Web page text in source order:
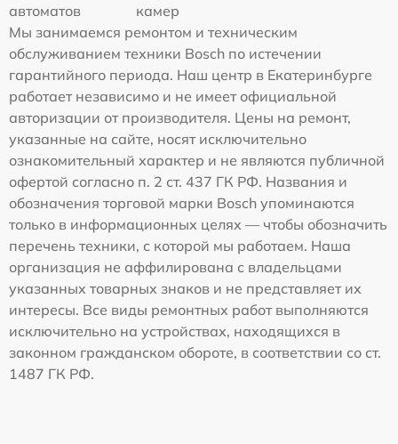
автоматов
камер
Мы занимаемся ремонтом и техническим
обслуживанием техники Bosch по истечении
гарантийного периода. Наш центр в Екатеринбурге
работает независимо и не имеет официальной
авторизации от производителя. Цены на ремонт,
указанные на сайте, носят исключительно
ознакомительный характер и не являются публичной
офертой согласно п. 2 ст. 437 ГК РФ. Названия и
обозначения торговой марки Bosch упоминаются
только в информационных целях — чтобы обозначить
перечень техники, с которой мы работаем. Наша
организация не аффилирована с владельцами
указанных товарных знаков и не представляет их
интересы. Все виды ремонтных работ выполняются
исключительно на устройствах, находящихся в
законном гражданском обороте, в соответствии со ст.
1487 ГК РФ.